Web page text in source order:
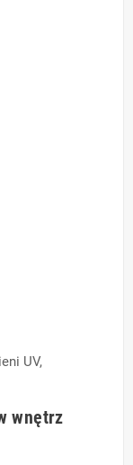
UV,
wnętrz